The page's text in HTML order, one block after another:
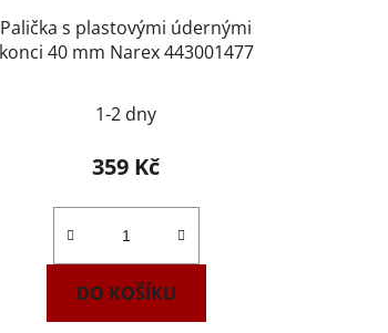
Palička s plastovými údernými
konci 40 mm Narex 443001477
1-2 dny
359 Kč
DO KOŠÍKU